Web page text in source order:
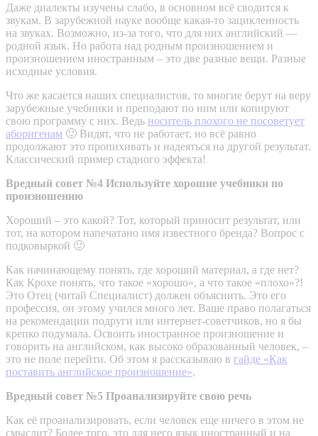
Даже диалекты изучены слабо, в основном всё сводится к
звукам. В зарубежной науке вообще какая-то зацикленность
на звуках. Возможно, из-за того, что для них английский —
родной язык. Но работа над родным произношением и
произношением иностранным – это две разные вещи. Разные
исходные условия.
Что же касается наших специалистов, то многие берут на веру
зарубежные учебники и преподают по ним или копируют
свою программу с них. Ведь носитель плохого не посоветует
аборигенам 🙂 Видят, что не работает, но всё равно
продолжают это пропихивать и надеяться на другой результат.
Классический пример стадного эффекта!
Вредный совет №4 Используйте хорошие учебники по
произношению
Хороший – это какой? Тот, который приносит результат, или
тот, на котором напечатано имя известного бренда? Вопрос с
подковыркой 🙂
Как начинающему понять, где хороший материал, а где нет?
Как Крохе понять, что такое «хорошо», а что такое «плохо»?!
Это Отец (читай Специалист) должен объяснить. Это его
профессия, он этому учился много лет. Ваше право полагаться
на рекомендации подруги или интернет-советчиков, но я бы
крепко подумала. Освоить иностранное произношение и
говорить на английском, как высоко образованный человек, –
это не поле перейти. Об этом я рассказываю в гайде «Как
поставить английское произношение».
Вредный совет №5 Проанализируйте свою речь
Как её проанализировать, если человек еще ничего в этом не
смыслит? Более того, это для него язык иностранный и на